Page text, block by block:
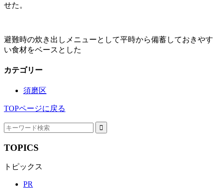
せた。
避難時の炊き出しメニューとして平時から備蓄しておきやす
い食材をベースとした
カテゴリー
須磨区
TOPページに戻る
TOPICS
トピックス
PR